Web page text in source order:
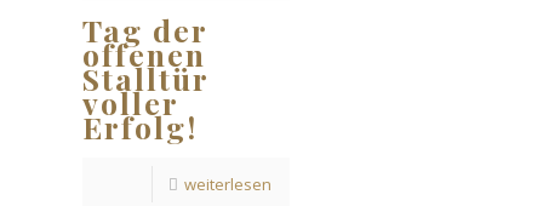
Tag der
offenen
Stalltür
voller
Erfolg!
weiterlesen